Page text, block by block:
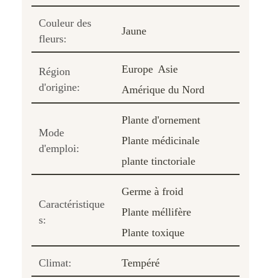
Couleur des
fleurs:
Jaune
Région
d'origine:
Europe Asie
Amérique du Nord
Mode
d'emploi:
Plante d'ornement
Plante médicinale
plante tinctoriale
Caractéristique
s:
Germe à froid
Plante méllifère
Plante toxique
Climat: Tempéré